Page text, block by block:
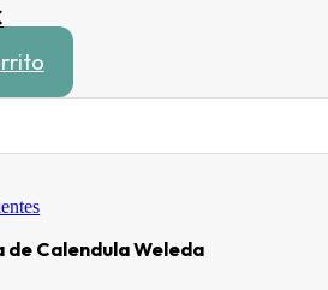
actual
es:
Calendula Weleda